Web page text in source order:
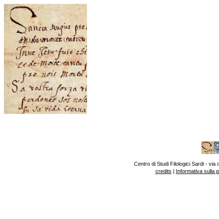
Centro di Studi Filologici Sardi - via
credits | Informativa sulla